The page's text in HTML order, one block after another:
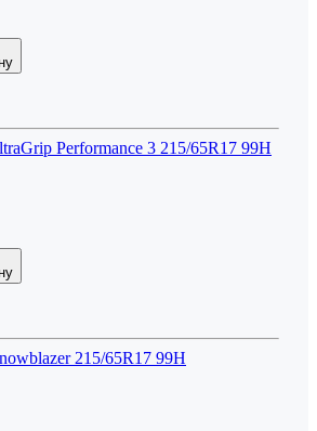
Performance 3 215/65R17 99H
215/65R17 99H